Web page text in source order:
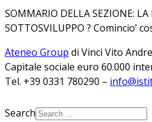
SOMMARIO DELLA SEZIONE:
SOTTOSVILUPPO ? Comincio’
Ateneo Group di Vinci Vito
Capitale sociale euro 60.000
Tel. +39 0331 780290 –
Search